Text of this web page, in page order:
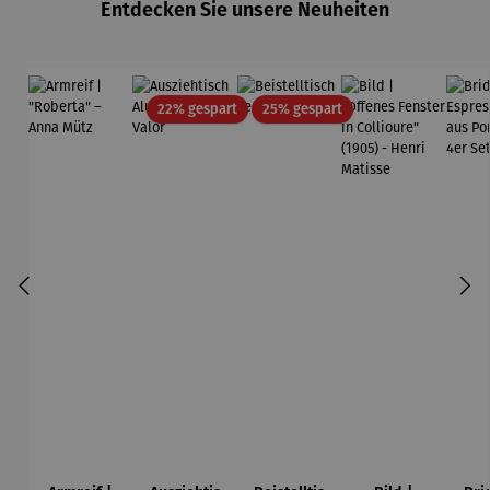
Entdecken Sie unsere Neuheiten
22% gespartRabatt25% gespartRabatt